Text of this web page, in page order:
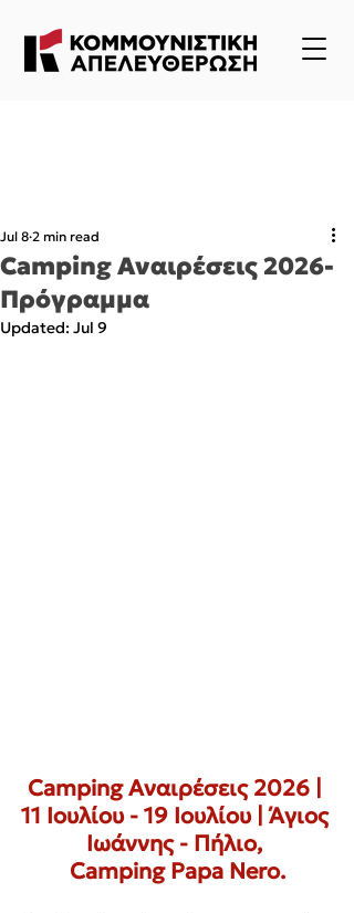
Camping Αναιρέσεις 2026-
Πρόγραμμα
Jul 8 2 min read
Updated: Jul 9
Camping Αναιρέσεις 2026 |
11 Ιουλίου - 19 Ιουλίου | Άγιος
Ιωάννης - Πήλιο,
Camping Papa Nero.